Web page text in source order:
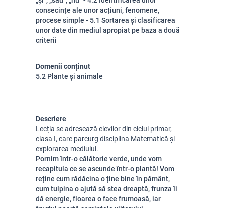
consecințe ale unor acțiuni, fenomene,
procese simple - 5.1 Sortarea și clasificarea
unor date din mediul apropiat pe baza a două
criterii
Domenii conținut
5.2 Plante și animale
Descriere
Lecția se adresează elevilor din ciclul primar,
clasa I, care parcurg disciplina Matematică și
explorarea mediului.
Pornim într-o călătorie verde, unde vom
recapitula ce se ascunde într-o plantă! Vom
reține cum rădăcina o ține bine în pământ,
cum tulpina o ajută să stea dreaptă, frunza îi
dă energie, floarea o face frumoasă, iar